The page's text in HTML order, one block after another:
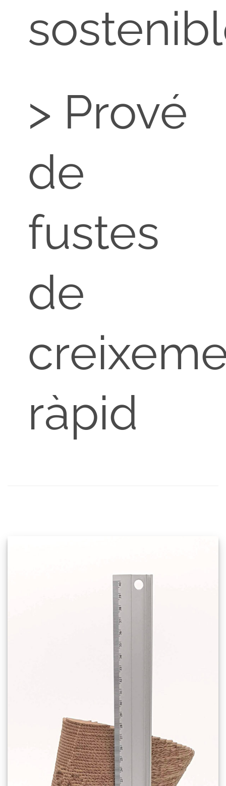
> Prové
de
fustes
de
ràpid